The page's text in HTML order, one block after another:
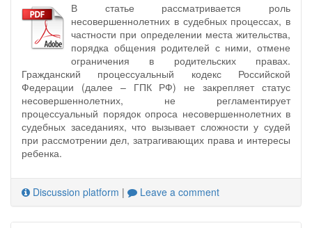
В статье рассматривается роль
несовершеннолетних в судебных процессах, в
частности при определении места жительства,
порядка общения родителей с ними, отмене
ограничения в родительских правах.
Гражданский процессуальный кодекс Российской
Федерации (далее – ГПК РФ) не закрепляет статус
несовершеннолетних, не регламентирует
процессуальный порядок опроса несовершеннолетних в
судебных заседаниях, что вызывает сложности у судей
при рассмотрении дел, затрагивающих права и интересы
ребенка.
Discussion platform | Leave a comment